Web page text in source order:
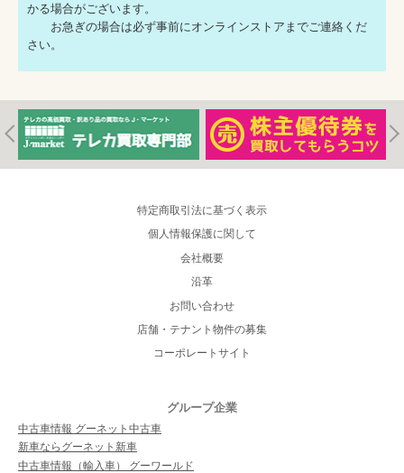
かる場合がございます。
お急ぎの場合は必ず事前にオンラインストアまでご連絡くだ
さい。
特定商取引法に基づく表示
個人情報保護に関して
会社概要
沿革
お問い合わせ
店舗・テナント物件の募集
コーポレートサイト
グループ企業
中古車情報 グーネット中古車
新車ならグーネット新車
中古車情報（輸入車） グーワールド